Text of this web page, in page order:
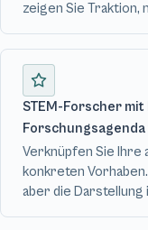
zeigen Sie Traktion,
STEM-Forscher
Verknüpfen Sie Ihre
konkreten
aber die